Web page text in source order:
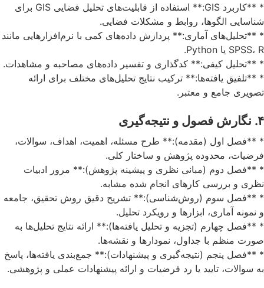
* **کاربرد GIS:** استفاده از قابلیت‌های تحلیل فضایی GIS برای
شناسایی الگوها، روابط و مشکلات فضایی.
* **تحلیل‌های آماری:** پردازش داده‌های کمی با نرم‌افزارهایی مانند
SPSS، R یا Python.
* **تحلیل کیفی:** کدگذاری و تفسیر داده‌های مصاحبه و مشاهدات.
* **تلفیق یافته‌ها:** ترکیب نتایج تحلیل‌های مختلف برای ارائه
تصویری جامع و معتبر.
۴. نگارش فصول و نتیجه‌گیری
* **فصل اول (مقدمه):** طرح مسئله، اهمیت، اهداف، سوالات،
فرضیات، محدوده پژوهش و ساختار کلی.
* **فصل دوم (مبانی نظری و پیشینه پژوهش):** مرور ادبیات
نظری و بررسی کارهای انجام شده مشابه.
* **فصل سوم (روش‌شناسی):** تشریح دقیق روش تحقیق، جامعه
و نمونه آماری، ابزارها و رویکرد تحلیل.
* **فصل چهارم (تجزیه و تحلیل یافته‌ها):** ارائه نتایج تحلیل‌ها به
صورت منظم با جداول، نمودارها و نقشه‌ها.
* **فصل پنجم (نتیجه‌گیری و پیشنهادات):** جمع‌بندی یافته‌ها، پاسخ
به سوالات، تایید یا رد فرضیات و ارائه پیشنهادات عملی و پژوهشی.